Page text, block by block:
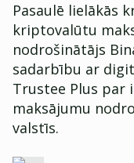
Pasaulē lielākās
kriptovalūtu
nodrošinātājs
sadarbību ar
Trustee Plus par
maksājumu
valstīs.